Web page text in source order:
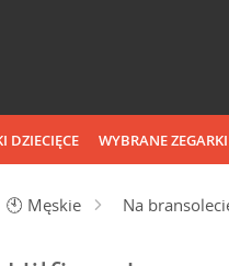
DZIECIĘCE WYBRANE ZEGARKI
🕙 Męskie Na